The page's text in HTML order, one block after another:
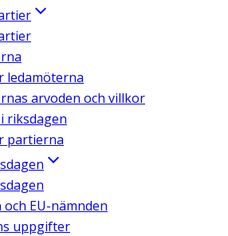
ledamöterna
arvoden och villkor
riksdagen
partierna
EU-nämnden
uppgifter